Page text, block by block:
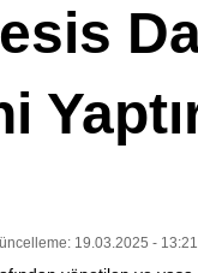
19.03.2025 - 13:21